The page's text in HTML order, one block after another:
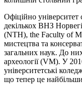
Офіційно
декількох ВНЗ
(NTH), the Faculty of
мистецтва та
загальних наук. До
археології (VM). У
університетські
що тепер це